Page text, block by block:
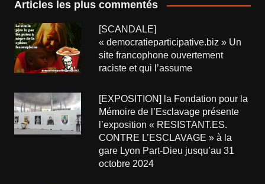
Articles les plus commentés
[SCANDALE]
« democratieparticipative.biz » Un
site francophone ouvertement
raciste et qui l’assume
[EXPOSITION] la Fondation pour la
Mémoire de l’Esclavage présente
l’exposition « RESISTANT.ES.
CONTRE L’ESCLAVAGE » à la
gare Lyon Part-Dieu jusqu’au 31
octobre 2024